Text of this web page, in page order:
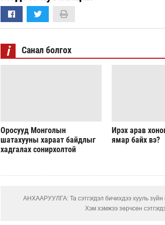
i Санал болгох
Оросууд Монголын
шатахууны хараат байдлыг
хадгалах сонирхолтой
Ирэх арав
ямар байх вэ?
АНХААРУУЛГА: Та сэтгэгдэл бичихдээ хууль
Хэм хэмжээ зөрчсөн